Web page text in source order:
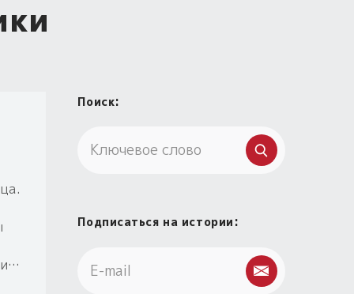
Поиск:
Подписаться на истории: